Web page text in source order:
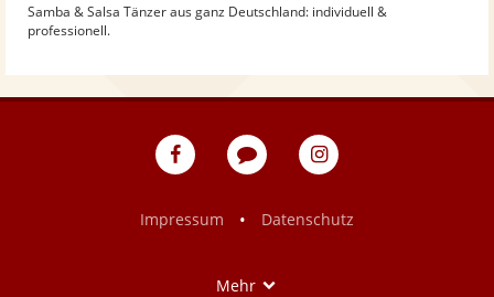
Samba & Salsa Tänzer aus ganz Deutschland: individuell &
professionell.
eventpeppers
Blog
eventpeppers
Impressum
• Datenschutz
Mehr